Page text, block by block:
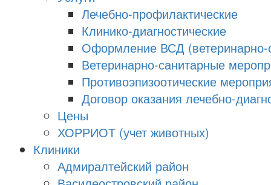
Лечебно-профилактические
Клинико-диагностические
Оформление ВСД (ветеринарно-
Ветеринарно-санитарные
Противоэпизоотические
Договор оказания лечебно-
Цены
ХОРРИОТ (учет животных)
Клиники
Адмиралтейский район